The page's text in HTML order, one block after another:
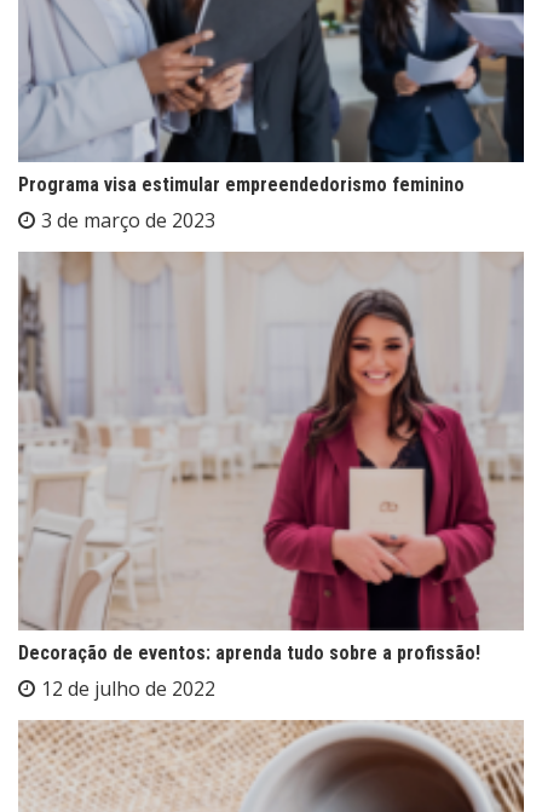
Programa visa estimular empreendedorismo feminino
3 de março de 2023
Decoração de eventos: aprenda tudo sobre a profissão!
12 de julho de 2022